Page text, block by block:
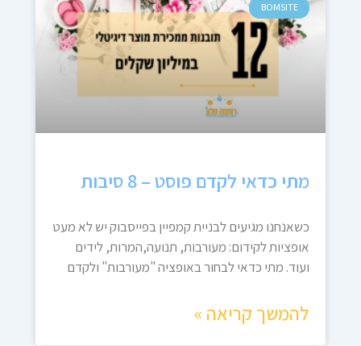
BOMSITE
מתי כדאי לקדם פוסט – 8 סיבות
כשאנחנו מגיעים לבניית קמפיין בפייסבוק יש לא מעט
אופציות לקידום: מעורבות, תנועה,המרות, לידים
ועוד. מתי כדאי לבחור באופציה "מעורבות" ולקדם
להמשך קריאה »